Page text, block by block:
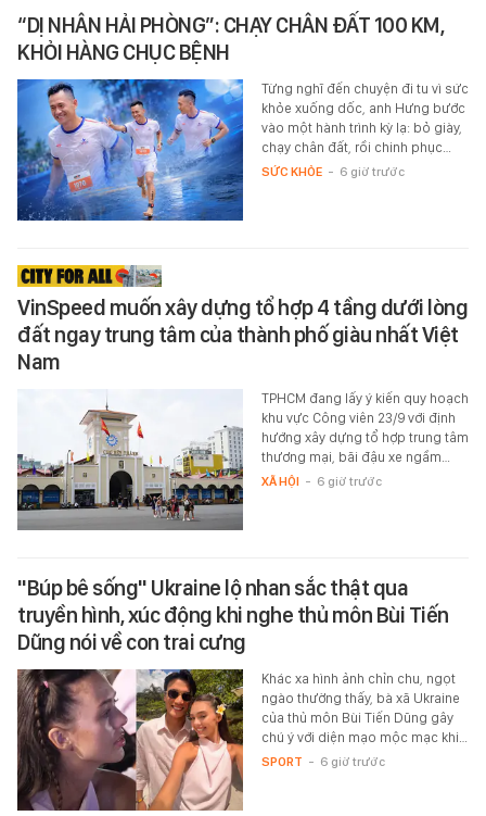
“DỊ NHÂN HẢI PHÒNG”: CHẠY CHÂN ĐẤT 100 KM,
KHỎI HÀNG CHỤC BỆNH
Từng nghĩ đến chuyện đi tu vì sức
khỏe xuống dốc, anh Hưng bước
vào một hành trình kỳ lạ: bỏ giày,
chạy chân đất, rồi chinh phục…
SỨC KHỎE - 6 giờ trước
VinSpeed muốn xây dựng tổ hợp 4 tầng dưới lòng
đất ngay trung tâm của thành phố giàu nhất Việt
Nam
TPHCM đang lấy ý kiến quy hoạch
khu vực Công viên 23/9 với định
hướng xây dựng tổ hợp trung tâm
thương mại, bãi đậu xe ngầm…
XÃ HỘI - 6 giờ trước
"Búp bê sống" Ukraine lộ nhan sắc thật qua
truyền hình, xúc động khi nghe thủ môn Bùi Tiến
Dũng nói về con trai cưng
Khác xa hình ảnh chỉn chu, ngọt
ngào thường thấy, bà xã Ukraine
của thủ môn Bùi Tiến Dũng gây
chú ý với diện mạo mộc mạc khi…
SPORT - 6 giờ trước